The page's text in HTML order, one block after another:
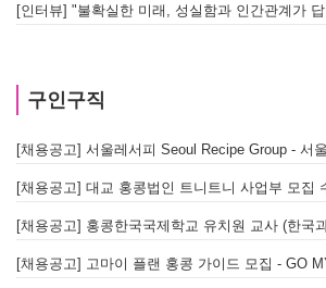
구인구직
[채용공고] 홍콩한국국제학교 유치원 교사 (한국
[채용공고] 고마이 플랜 홍콩 가이드 모집 - GO